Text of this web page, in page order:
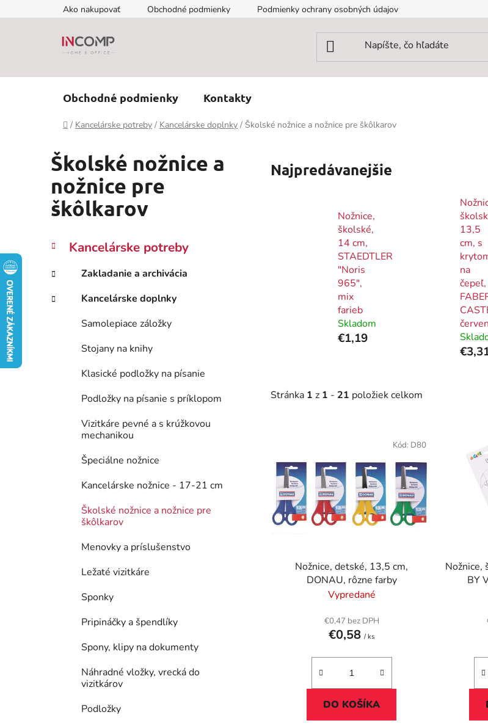
na
Ako nakupovať Obchodné podmienky Podmienky ochrany osobných údajov
Obchodné podmienky Kontakty
Domov
/ Kancelárske potreby / Kancelárske doplnky / Školské nožnice a nožnice pre škôlkarov
Školské nožnice a
nožnice pre
škôlkarov
B
č
ý
Preskočiť
kategórie
K
a
e
g
ó
Kancelárske potreby
Zakladanie a archivácia
Kancelárske doplnky
Samolepiace záložky
Stojany na knihy
Klasické podložky na písanie
Podložky na písanie s príklopom
Vizitkáre pevné a s krúžkovou
mechanikou
Špeciálne nožnice
Kancelárske nožnice - 17-21 cm
Školské nožnice a nožnice pre
škôlkarov
Menovky a príslušenstvo
Ležaté vizitkáre
Sponky
Pripináčky a špendlíky
Spony, klipy na dokumenty
Náhradné vložky, vrecká do
vizitkárov
Podložky
Najpredávanejšie
Nožnice,
školské,
14 cm,
STAEDTLER
"Noris
965",
mix
farieb
Skladom
€1,19
13,5
cm, s
na
čepeľ,
Stránka 1 z 1 - 21 položiek celkom
p
s
p
r
Nožnice, detské, 13,5 cm,
DONAU, rôzne farby
Vypredané
€0,47 bez DPH
€0,58/ ks
DO KOŠÍKA
Kód: D80
Nožnice,
BY